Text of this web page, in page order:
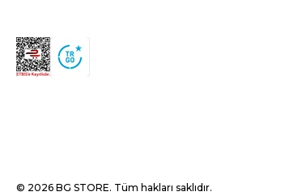
© 2026 BG STORE. Tüm hakları saklıdır.